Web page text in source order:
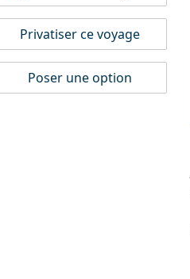
Privatiser ce voyage
Poser une option